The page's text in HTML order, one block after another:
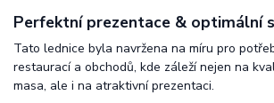
Perfektní prezentace & optimální
Tato lednice byla navržena na míru pro
restaurací a obchodů, kde záleží nejen na
masa, ale i na atraktivní prezentaci.